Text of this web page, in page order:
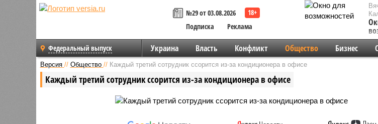
№29 от 03.08.2026
Подписка
Реклама
Федеральный выпуск Украина Власть Конфликт Общество Бизнес
Версия // Общество // Каждый третий сотрудник ссорится из-за кондиционера в офисе
Каждый третий сотрудник ссорится из-за кондиционера в офисе